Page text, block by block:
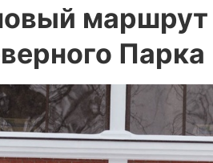
маршрут
Парка